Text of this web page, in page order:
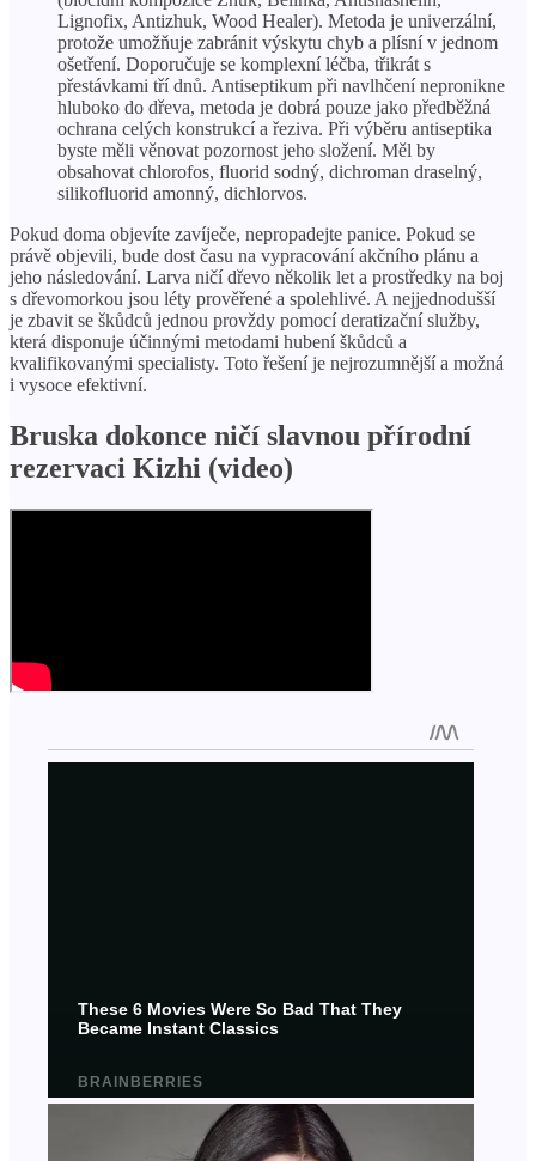
Lignofix, Antizhuk, Wood Healer). Metoda je univerzální,
protože umožňuje zabránit výskytu chyb a plísní v jednom
ošetření. Doporučuje se komplexní léčba, třikrát s
přestávkami tří dnů. Antiseptikum při navlhčení nepronikne
hluboko do dřeva, metoda je dobrá pouze jako předběžná
ochrana celých konstrukcí a řeziva. Při výběru antiseptika
byste měli věnovat pozornost jeho složení. Měl by
obsahovat chlorofos, fluorid sodný, dichroman draselný,
silikofluorid amonný, dichlorvos.
Pokud doma objevíte zavíječe, nepropadejte panice. Pokud se
právě objevili, bude dost času na vypracování akčního plánu a
jeho následování. Larva ničí dřevo několik let a prostředky na boj
s dřevomorkou jsou léty prověřené a spolehlivé. A nejjednodušší
je zbavit se škůdců jednou provždy pomocí deratizační služby,
která disponuje účinnými metodami hubení škůdců a
kvalifikovanými specialisty. Toto řešení je nejrozumnější a možná
i vysoce efektivní.
Bruska dokonce ničí slavnou přírodní
rezervaci Kizhi (video)